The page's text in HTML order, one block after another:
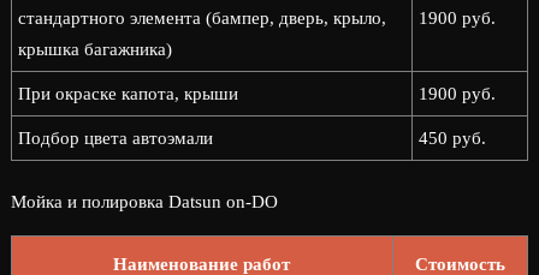
стандартного элемента (бампер, дверь, крыло,
крышка багажника)
1900 руб.
При окраске капота, крыши 1900 руб.
Подбор цвета автоэмали 450 руб.
Мойка и полировка Datsun on-DO
Наименование работ Стоимость